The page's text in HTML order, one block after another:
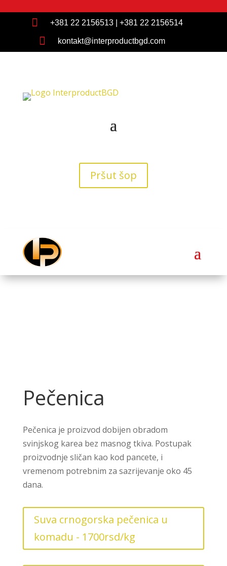
 +381 22 2156513| +381 22 2156514
 kontakt@interproductbgd.com
Pršut šop
Pečenica
Pečenica je proizvod dobijen obradom
svinjskog karea bez masnog tkiva. Postupak
proizvodnje sličan kao kod pancete, i
vremenom potrebnim za sazrijevanje oko 45
dana.
Suva crnogorska pečenica u
komadu - 1700rsd/kg